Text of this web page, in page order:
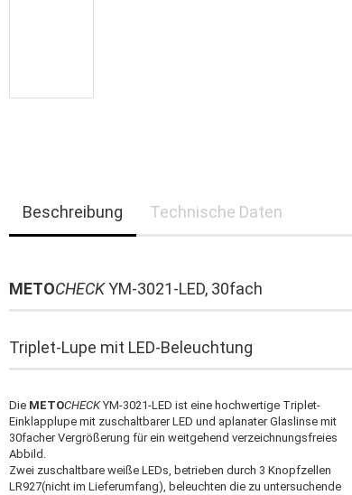
Beschreibung Technische Daten
METOCHECKYM-3021-LED, 30fach
Triplet-Lupe mit LED-Beleuchtung
Die METOCHECKYM-3021-LED ist eine hochwertige Triplet-
Einklapplupe mit zuschaltbarer LED und aplanater Glaslinse mit
30facher Vergrößerung für ein weitgehend verzeichnungsfreies
Abbild.
Zwei zuschaltbare weiße LEDs, betrieben durch 3 Knopfzellen
LR927(nicht im Lieferumfang), beleuchten die zu untersuchende